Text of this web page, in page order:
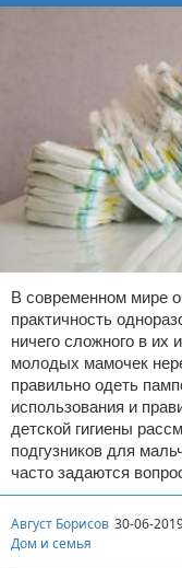
В современном мире
практичность
ничего сложного в их
молодых мамочек
правильно одеть
использования и
детской гигиены
подгузников для
часто задаются
Август Борисов 30-06-
Дом и семья